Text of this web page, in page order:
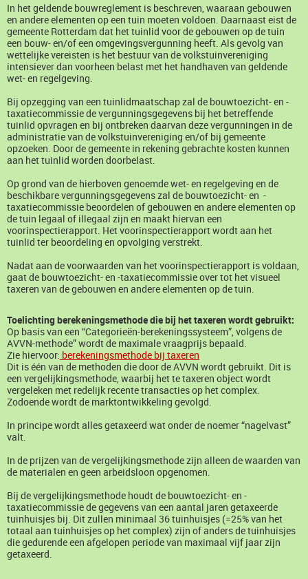
In het geldende bouwreglement is beschreven, waaraan gebouwen
en andere elementen op een tuin moeten voldoen. Daarnaast eist de
gemeente Rotterdam dat het tuinlid voor de gebouwen op de tuin
een bouw- en/of een omgevingsvergunning heeft. Als gevolg van
wettelijke vereisten is het bestuur van de volkstuinvereniging
intensiever dan voorheen belast met het handhaven van geldende
wet- en regelgeving.
Bij opzegging van een tuinlidmaatschap zal de bouwtoezicht- en -
taxatiecommissie de vergunningsgegevens bij het betreffende
tuinlid opvragen en bij ontbreken daarvan deze vergunningen in de
administratie van de volkstuinvereniging en/of bij gemeente
opzoeken. Door de gemeente in rekening gebrachte kosten kunnen
aan het tuinlid worden doorbelast.
Op grond van de hierboven genoemde wet- en regelgeving en de
beschikbare vergunningsgegevens zal de bouwtoezicht- en -
taxatiecommissie beoordelen of gebouwen en andere elementen op
de tuin legaal of illegaal zijn en maakt hiervan een
voorinspectierapport. Het voorinspectierapport wordt aan het
tuinlid ter beoordeling en opvolging verstrekt.
Nadat aan de voorwaarden van het voorinspectierapport is voldaan,
gaat de bouwtoezicht- en -taxatiecommissie over tot het visueel
taxeren van de gebouwen en andere elementen op de tuin.
Toelichting berekeningsmethode die bij het taxeren wordt gebruikt:
Op basis van een “Categorieën-berekeningssysteem”, volgens de
AVVN-methode” wordt de maximale vraagprijs bepaald.
Zie hiervoor: berekeningsmethode bij taxeren
Dit is één van de methoden die door de AVVN wordt gebruikt. Dit is
een vergelijkingsmethode, waarbij het te taxeren object wordt
vergeleken met redelijk recente transacties op het complex.
Zodoende wordt de marktontwikkeling gevolgd.
In principe wordt alles getaxeerd wat onder de noemer “nagelvast”
valt.
In de prijzen van de vergelijkingsmethode zijn alleen de waarden van
de materialen en geen arbeidsloon opgenomen.
Bij de vergelijkingsmethode houdt de bouwtoezicht- en -
taxatiecommissie de gegevens van een aantal jaren getaxeerde
tuinhuisjes bij. Dit zullen minimaal 36 tuinhuisjes (=25% van het
totaal aan tuinhuisjes op het complex) zijn of anders de tuinhuisjes
die gedurende een afgelopen periode van maximaal vijf jaar zijn
getaxeerd.